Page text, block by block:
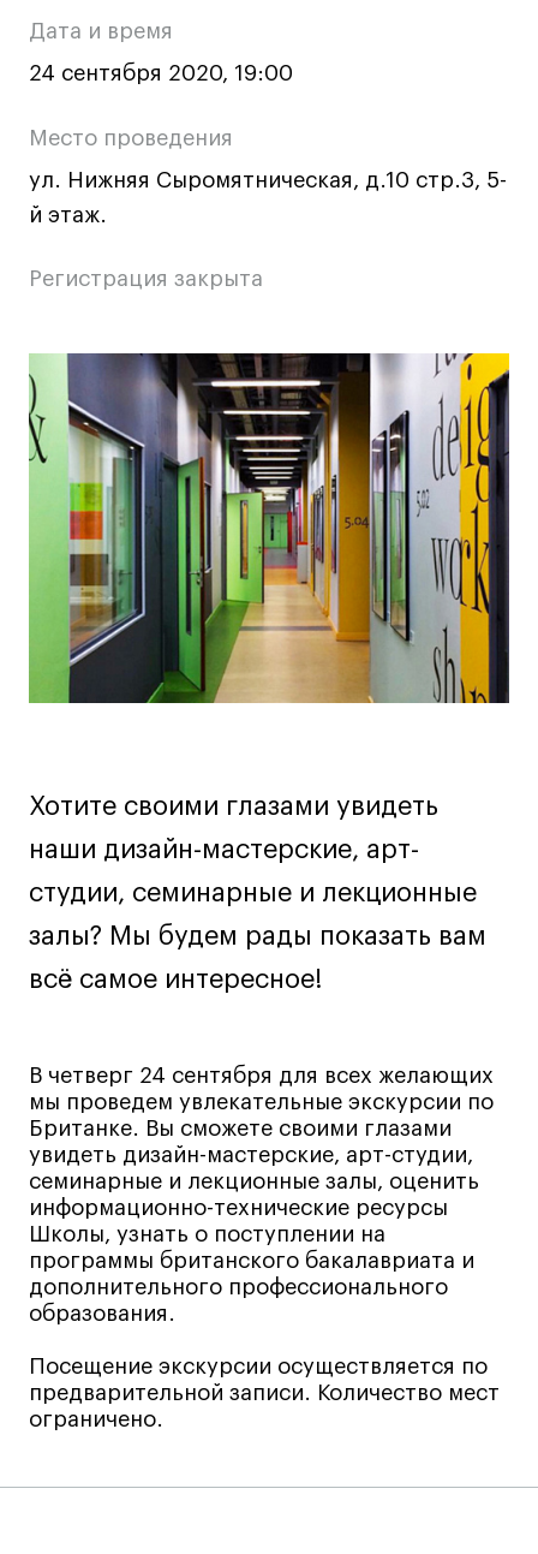
Ювелирный дизайн
Сценография
Промышленный и предметный дизайн
Бизнес и маркетинг
развитие
Ландшафтный дизайн
Все программы
Онлайн-программы
Дизайн интерьера
Дизайн одежды
Стайлинг
Современная живопись
UX/UI-дизайн
Интенсивы
Мода
Маркетинг
Контент
Интерьер
Лайфстайл
Навыки предпринимателя и управленца
Онлайн
Маркетинг и генерация лидов
Искусство
Фотография
Очно + онлайн
Все программы
Специалист кино- и медиапродакшена
о
мероприятии
Дата и время
24 сентября 2020, 19:00
Место проведения
ул. Нижняя Сыромятническая, д.10 стр.3, 5-
й этаж.
Регистрация закрыта
Основная
информация
о
мероприятии
Хотите своими глазами увидеть
наши дизайн-мастерские, арт-
студии, семинарные и лекционные
залы? Мы будем рады показать вам
всё самое интересное!
В четверг 24 сентября для всех желающих
мы проведем увлекательные экскурсии по
Британке. Вы сможете своими глазами
увидеть дизайн-мастерские, арт-студии,
семинарные и лекционные залы, оценить
информационно-технические ресурсы
Школы, узнать о поступлении на
программы британского бакалавриата и
дополнительного профессионального
образования.
Посещение экскурсии осуществляется по
предварительной записи. Количество мест
ограничено.